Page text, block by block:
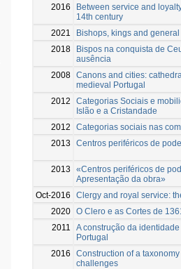
2016
Between service and
14th century
2021
Bishops, kings and
2018
Bispos na conquista de
ausência
2008 Canons and cities:
medieval Portugal
2012
Categorias Sociais e
Islão e a Cristandade
2012
Categorias sociais nas
2013
Centros periféricos de
2013
«Centros periféricos de
Apresentação da obra»
Oct-2016
Clergy and royal service:
2020 O Clero e as Cortes de
2011
A construção da
Portugal
2016
Construction of a
challenges